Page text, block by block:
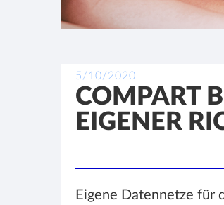
5/10/2020
COMPART
EIGENER
Eigene Datennetze für